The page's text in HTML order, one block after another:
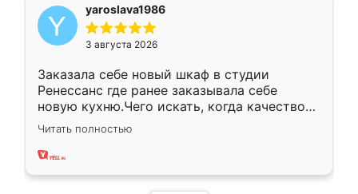
yaroslava1986
3 августа 2026
Заказала себе новый шкаф в студии
Ренессанс где ранее заказывала себе
новую кухню.Чего искать, когда качеством
вполне довольна. Служит кухня уже почти
два года, нареканий нет.
Читать полностью